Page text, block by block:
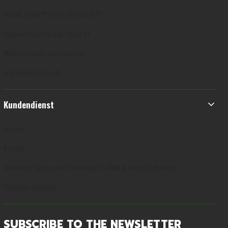
Kundendienst
SUBSCRIBE TO THE NEWSLETTER